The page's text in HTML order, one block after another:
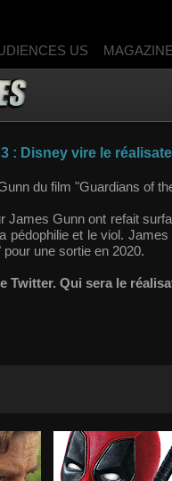
US MAGAZINE
: Disney vire le
du film "Guardians of
James Gunn ont refait
pédophilie et le viol.
une sortie en 2020.
Twitter. Qui sera le